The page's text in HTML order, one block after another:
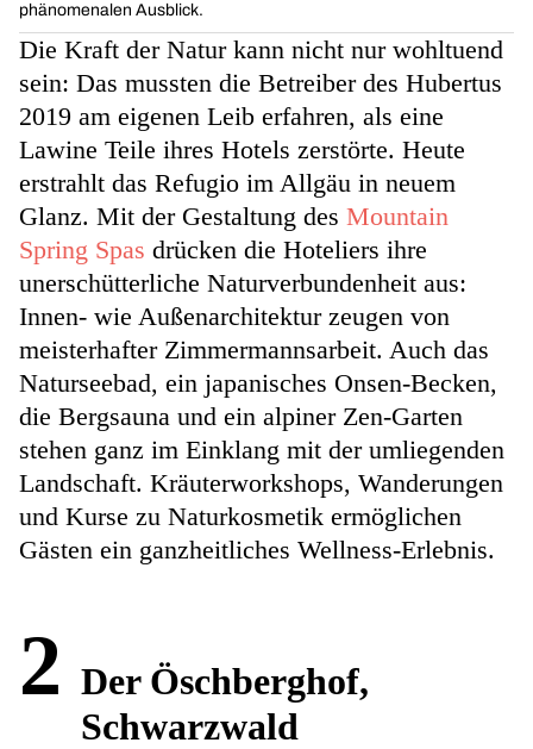
phänomenalen Ausblick.
Die Kraft der Natur kann nicht nur wohltuend
sein: Das mussten die Betreiber des Hubertus
2019 am eigenen Leib erfahren, als eine
Lawine Teile ihres Hotels zerstörte. Heute
erstrahlt das Refugio im Allgäu in neuem
Glanz. Mit der Gestaltung des Mountain
Spring Spas drücken die Hoteliers ihre
unerschütterliche Naturverbundenheit aus:
Innen- wie Außenarchitektur zeugen von
meisterhafter Zimmermannsarbeit. Auch das
Naturseebad, ein japanisches Onsen-Becken,
die Bergsauna und ein alpiner Zen-Garten
stehen ganz im Einklang mit der umliegenden
Landschaft. Kräuterworkshops, Wanderungen
und Kurse zu Naturkosmetik ermöglichen
Gästen ein ganzheitliches Wellness-Erlebnis.
2 Der Öschberghof,
Schwarzwald